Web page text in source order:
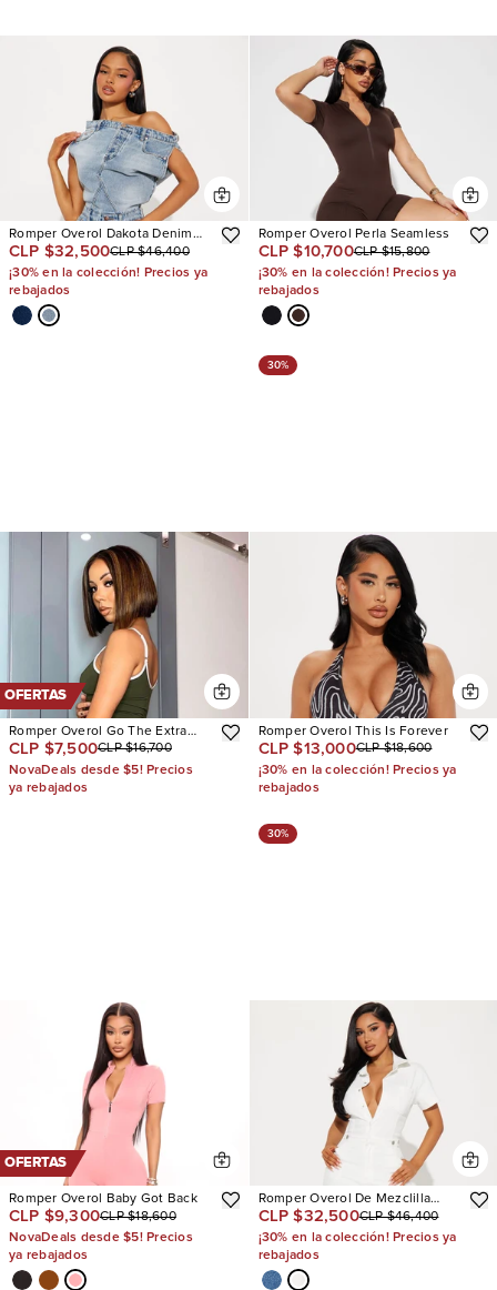
Romper Overol Dakota Denim
Jort
CLP $32,500CLP $46,400
¡30% en la colección! Precios ya
rebajados
Romper Overol Perla Seamless
CLP $10,700CLP $15,800
¡30% en la colección! Precios ya
rebajados
OFERTAS
Romper Overol Go The Extra
Mile Active
CLP $7,500CLP $16,700
NovaDeals desde $5! Precios
ya rebajados
30%
Romper Overol This Is Forever
CLP $13,000CLP $18,600
¡30% en la colección! Precios ya
rebajados
OFERTAS
Romper Overol Baby Got Back
CLP $9,300CLP $18,600
NovaDeals desde $5! Precios
ya rebajados
30%
Romper Overol De Mezclilla
Fading Into Friday
CLP $32,500CLP $46,400
¡30% en la colección! Precios ya
rebajados